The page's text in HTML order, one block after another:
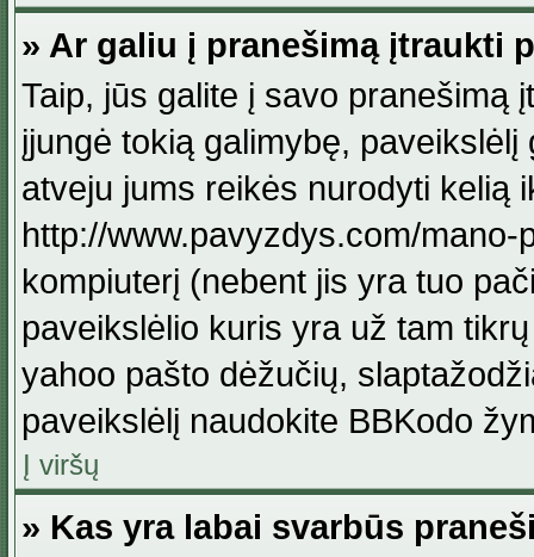
» Ar galiu į pranešimą įtraukti
Taip, jūs galite į savo pranešimą
įjungė tokią galimybę,
atveju jums reikės nurodyti kelią
http://www.pavyzdys.com/
kompiuterį (nebent jis yra tuo
paveikslėlio kuris yra už tam
yahoo pašto dėžučių,
paveikslėlį naudokite BBKodo
Į viršų
» Kas yra labai svarbūs